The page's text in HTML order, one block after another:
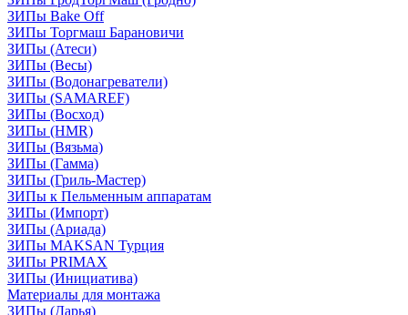
ЗИПы Bake Off
ЗИПы Торгмаш Барановичи
ЗИПы (Атеси)
ЗИПы (Весы)
ЗИПы (Водонагреватели)
ЗИПы (SAMAREF)
ЗИПы (Восход)
ЗИПы (HMR)
ЗИПы (Вязьма)
ЗИПы (Гамма)
ЗИПы (Гриль-Мастер)
ЗИПы к Пельменным аппаратам
ЗИПы (Импорт)
ЗИПы (Ариада)
ЗИПы MAKSAN Турция
ЗИПы PRIMAX
ЗИПы (Инициатива)
Материалы для монтажа
ЗИПы (Дарья)